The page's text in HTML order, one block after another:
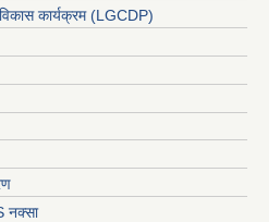
कार्यक्रम (LGCDP)
नक्सा